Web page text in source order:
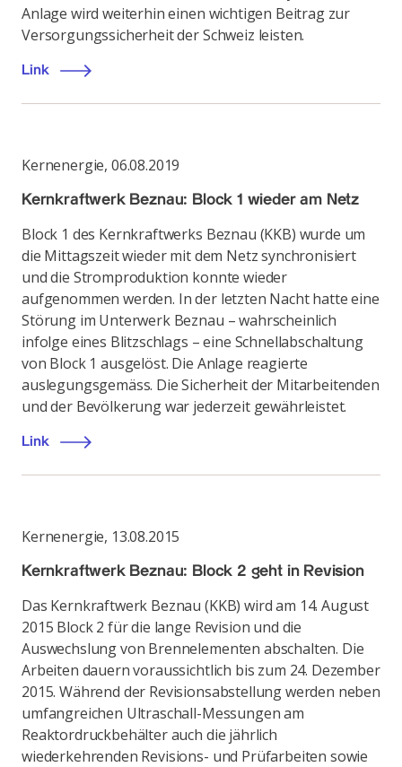
Anlage wird weiterhin einen wichtigen Beitrag zur
Versorgungssicherheit der Schweiz leisten.
Link
Kernenergie, 06.08.2019
Kernkraftwerk Beznau: Block 1 wieder am Netz
Block 1 des Kernkraftwerks Beznau (KKB) wurde um
die Mittagszeit wieder mit dem Netz synchronisiert
und die Stromproduktion konnte wieder
aufgenommen werden. In der letzten Nacht hatte eine
Störung im Unterwerk Beznau – wahrscheinlich
infolge eines Blitzschlags – eine Schnellabschaltung
von Block 1 ausgelöst. Die Anlage reagierte
auslegungsgemäss. Die Sicherheit der Mitarbeitenden
und der Bevölkerung war jederzeit gewährleistet.
Link
Kernenergie, 13.08.2015
Kernkraftwerk Beznau: Block 2 geht in Revision
Das Kernkraftwerk Beznau (KKB) wird am 14. August
2015 Block 2 für die lange Revision und die
Auswechslung von Brennelementen abschalten. Die
Arbeiten dauern voraussichtlich bis zum 24. Dezember
2015. Während der Revisionsabstellung werden neben
umfangreichen Ultraschall-Messungen am
Reaktordruckbehälter auch die jährlich
wiederkehrenden Revisions- und Prüfarbeiten sowie